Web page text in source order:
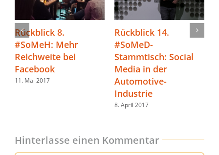
Social
Rückblick 6.
#SoMeH: Social
Media im
Einzelhandel
Rückblick 9.
online
1. Juli 2017
Kommentar